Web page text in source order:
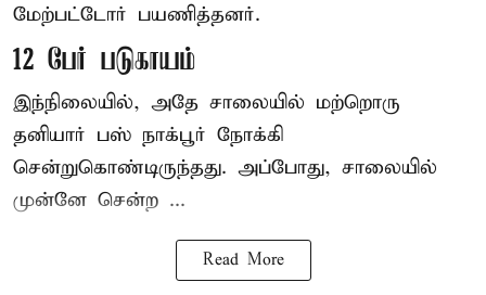
மேற்பட்டோர் பயணித்தனர்.
12 பேர் படுகாயம்
இந்நிலையில், அதே சாலையில் மற்றொரு
தனியார் பஸ் நாக்பூர் நோக்கி
சென்றுகொண்டிருந்தது. அப்போது, சாலையில்
முன்னே சென்ற ...
Read More